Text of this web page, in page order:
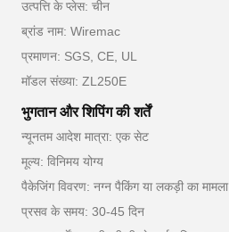
उत्पत्ति के प्लेस: चीन
ब्रांड नाम: Wiremac
प्रमाणन: SGS, CE, UL
मॉडल संख्या: ZL250E
भुगतान और शिपिंग की शर्तें
न्यूनतम आदेश मात्रा: एक सेट
मूल्य: विनिमय योग्य
पैकेजिंग विवरण: नग्न पैकिंग या लकड़ी का मामला
प्रसव के समय: 30-45 दिन